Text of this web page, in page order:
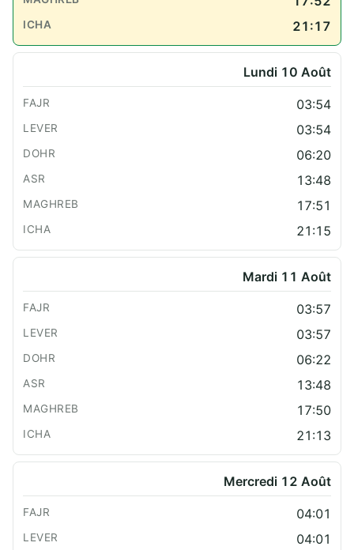
21:17
Lundi 10 Août
03:54
03:54
06:20
13:48
17:51
21:15
Mardi 11 Août
03:57
03:57
06:22
13:48
17:50
21:13
Mercredi 12 Août
04:01
04:01